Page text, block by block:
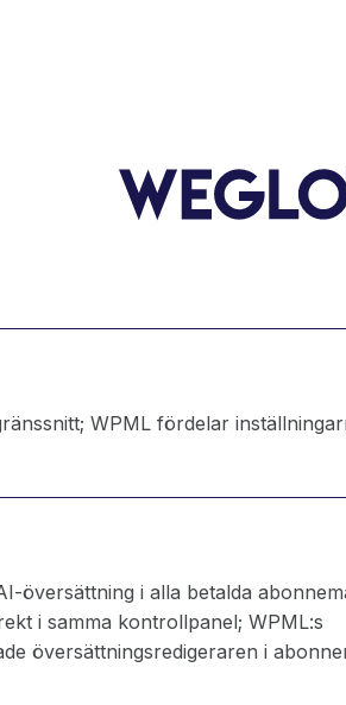
WPML fördelar
översättning i alla betalda
i samma kontrollpanel; WPML:s
översättningsredigeraren i